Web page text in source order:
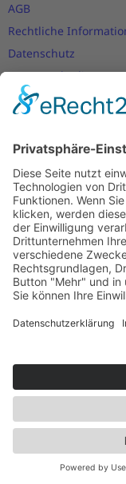
AGB
Rechtliche
Datenschutz
Versand- und
Cookie-Einstellungen
Newsletter
Verpassen Sie
Angebote und
Jetzt anmelden
Abmeldung